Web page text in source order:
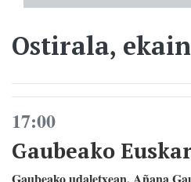
Ostirala,
17:00
Gaubeako